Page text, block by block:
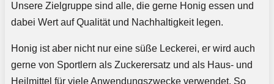
Unsere Zielgruppe sind alle, die gerne Honig essen und
dabei Wert auf Qualität und Nachhaltigkeit legen.
Honig ist aber nicht nur eine süße Leckerei, er wird auch
gerne von Sportlern als Zuckerersatz und als Haus- und
Heilmittel für viele Anwendungszwecke verwendet. So